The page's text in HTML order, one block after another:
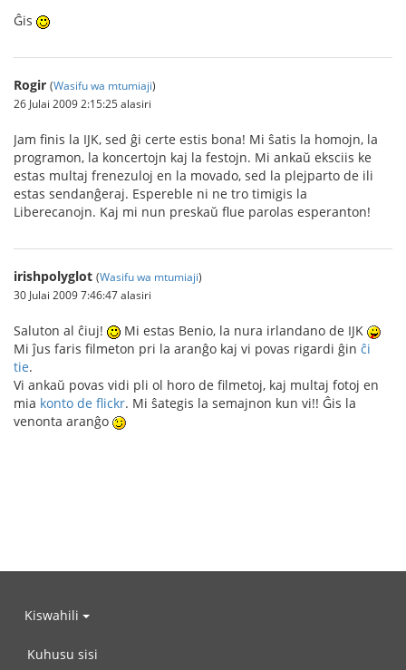
Ĝis
Rogir (Wasifu wa mtumiaji)
26 Julai 2009 2:15:25 alasiri
Jam finis la IJK, sed ĝi certe estis bona! Mi ŝatis la homojn, la
programon, la koncertojn kaj la festojn. Mi ankaŭ eksciis ke
estas multaj frenezuloj en la movado, sed la plejparto de ili
estas sendanĝeraj. Espereble ni ne tro timigis la
Liberecanojn. Kaj mi nun preskaŭ flue parolas esperanton!
irishpolyglot (Wasifu wa mtumiaji)
30 Julai 2009 7:46:47 alasiri
Saluton al ĉiuj!
Mi estas Benio, la nura irlandano de IJK
Mi ĵus faris filmeton pri la aranĝo kaj vi povas rigardi ĝin ĉi
tie.
Vi ankaŭ povas vidi pli ol horo de filmetoj, kaj multaj fotoj en
mia konto de flickr. Mi ŝategis la semajnon kun vi!! Ĝis la
venonta aranĝo
Kiswahili
Kuhusu sisi